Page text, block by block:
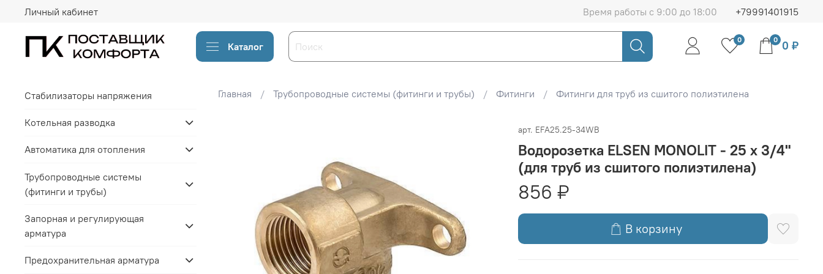
Личный кабинет Время работы с 9:00 до 18:00 +79991401915
Каталог
0 0 0 ₽
Главная Трубопроводные системы (фитинги и трубы) Фитинги Фитинги для труб из сшитого полиэтилена
арт. EFA25.25-34WB
Водорозетка ELSEN MONOLIT - 25 x 3/4"
(для труб из сшитого полиэтилена)
856 ₽
В корзину
Стабилизаторы напряжения
Котельная разводка
Автоматика для отопления
Трубопроводные системы
(фитинги и трубы)
Запорная и регулирующая
арматура
Предохранительная арматура